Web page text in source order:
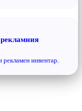
рекламен инвентар.